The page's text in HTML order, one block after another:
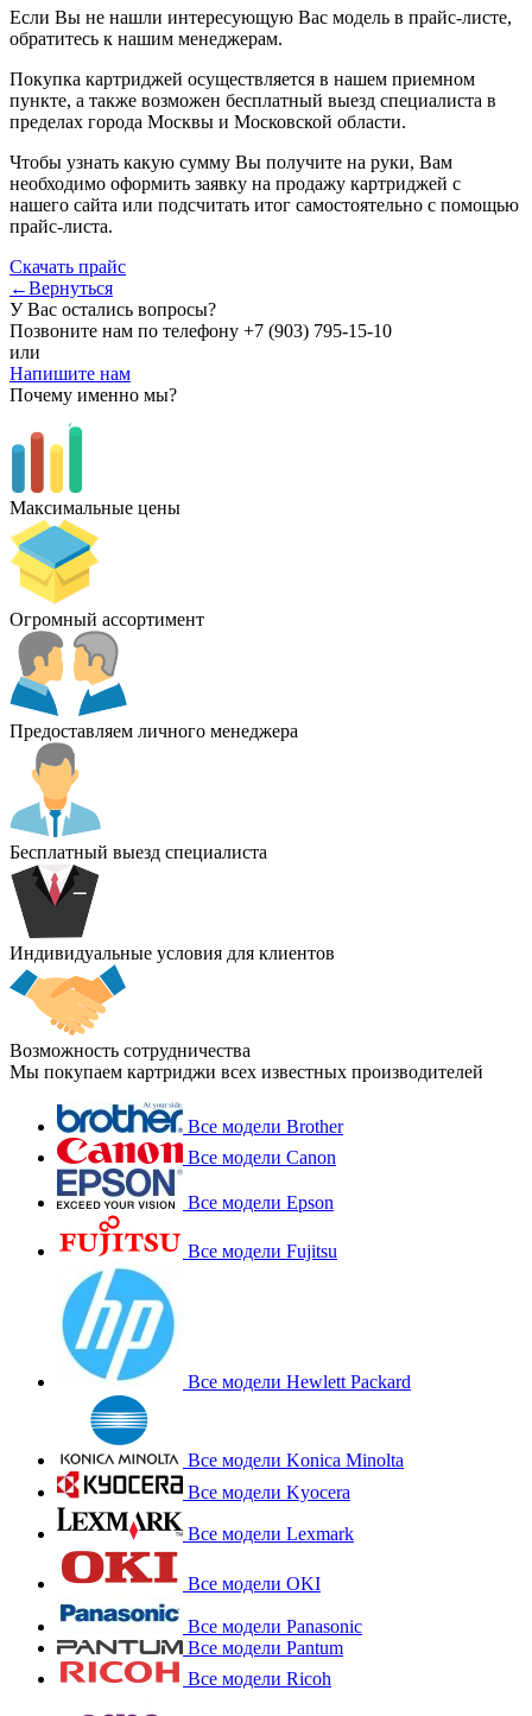
Если Вы не нашли интересующую Вас модель в прайс-листе,
обратитесь к нашим менеджерам.
Покупка картриджей осуществляется в нашем приемном
пункте, а также возможен бесплатный выезд специалиста в
пределах города Москвы и Московской области.
Чтобы узнать какую сумму Вы получите на руки, Вам
необходимо оформить заявку на продажу картриджей с
нашего сайта или подсчитать итог самостоятельно с помощью
прайс-листа.
Скачать прайс
←Вернуться
У Вас остались вопросы?
Позвоните нам по телефону +7 (903) 795-15-10
или
Напишите нам
Почему именно мы?
Максимальные цены
Огромный ассортимент
Предоставляем личного менеджера
Бесплатный выезд специалиста
Индивидуальные условия для клиентов
Возможность сотрудничества
Мы покупаем картриджи всех известных производителей
Все модели Brother
Все модели Canon
Все модели Epson
Все модели Fujitsu
Все модели Hewlett Packard
Все модели Konica Minolta
Все модели Kyocera
Все модели Lexmark
Все модели OKI
Все модели Panasonic
Все модели Pantum
Все модели Ricoh